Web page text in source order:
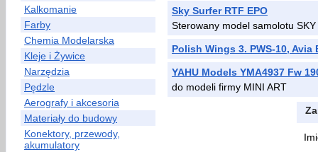
Kalkomanie
Farby
Chemia Modelarska
Kleje i Żywice
Narzędzia
Pędzle
Aerografy i akcesoria
Materiały do budowy
Konektory, przewody,
akumulatory
Sky Surfer RTF EPO
Sterowany model samolotu
Polish Wings 3. PWS-10, Avia
YAHU Models YMA4937 Fw
do modeli firmy MINI ART